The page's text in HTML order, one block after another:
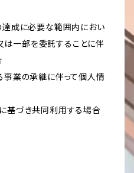
達成に必要な範囲内におい
一部を委託することに伴
事業の承継に伴って個人情
基づき共同利用する場合